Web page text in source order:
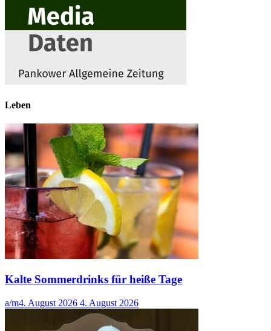
Leben
Kalte Sommerdrinks für heiße Tage
a/m4. August 2026 4. August 2026